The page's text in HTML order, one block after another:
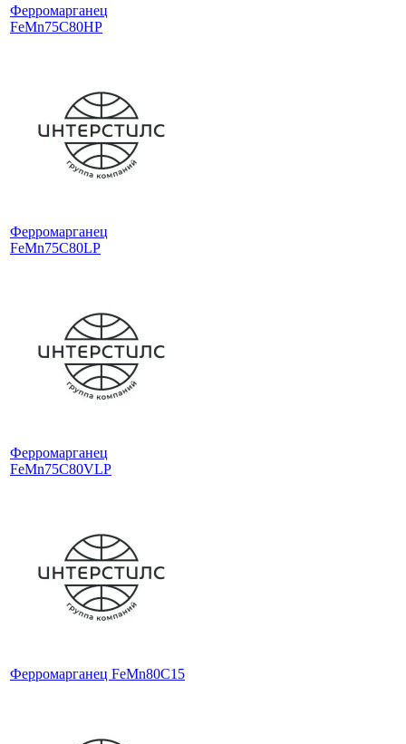
Ферромарганец
FeMn75C80HP
Ферромарганец
FeMn75C80LP
Ферромарганец
FeMn75C80VLP
Ферромарганец FeMn80C15